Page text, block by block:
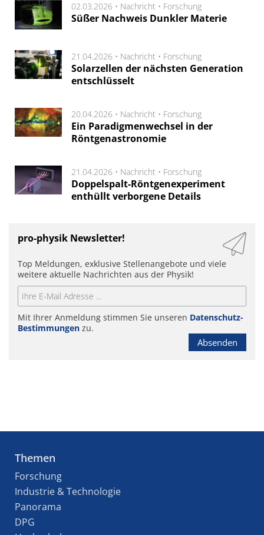
02.03.2026 • Nachricht • Forschung
Süßer Nachweis Dunkler Materie
21.04.2026 • Nachricht • Forschung
Solarzellen der nächsten Generation
entschlüsselt
20.04.2026 • Nachricht • Forschung
Ein Paradigmenwechsel in der
Röntgenastronomie
21.04.2026 • Nachricht • Forschung
Doppelspalt-Röntgenexperiment
enthüllt verborgene Details
pro-physik Newsletter!
Top Meldungen, exklusive Stellenangebote und viele
weitere aktuelle Nachrichten aus der Physik!
Mit Ihrer Anmeldung stimmen Sie unseren Datenschutz-
Bestimmungen zu.
Absenden
Themen
Forschung
Industrie & Technologie
Panorama
DPG